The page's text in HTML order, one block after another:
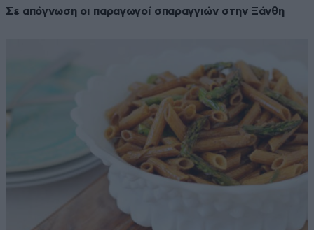
Σε απόγνωση οι παραγωγοί σπαραγγιών στην Ξάνθη